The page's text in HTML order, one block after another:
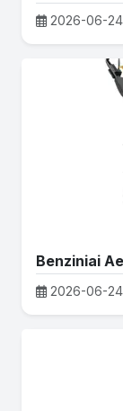
2026-06-24
Benziniai
2026-06-24